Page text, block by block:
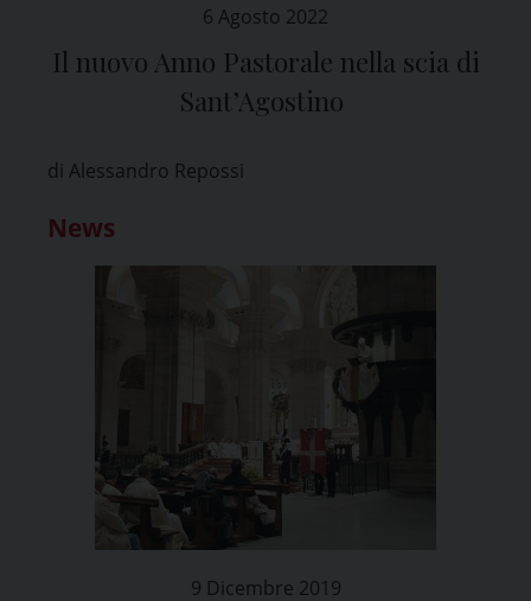
6 Agosto 2022
Il nuovo Anno Pastorale nella scia di
Sant’Agostino
di Alessandro Repossi
News
9 Dicembre 2019